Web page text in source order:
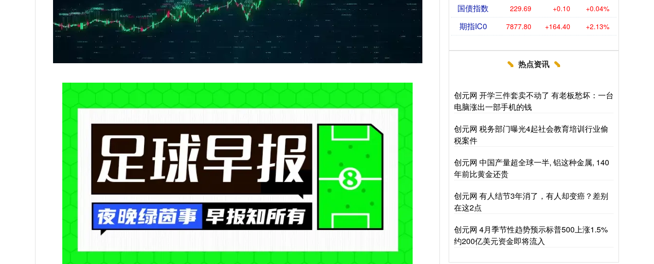
国债指数 229.69 +0.10 +0.04%
期指IC0 7877.80 +164.40 +2.13%
热点资讯
创元网 开学三件套卖不动了 有老板愁坏：一台
电脑涨出一部手机的钱
创元网 税务部门曝光4起社会教育培训行业偷
税案件
创元网 中国产量超全球一半, 铝这种金属, 140
年前比黄金还贵
创元网 有人结节3年消了，有人却变癌？差别
在这2点
创元网 4月季节性趋势预示标普500上涨1.5%
约200亿美元资金即将流入